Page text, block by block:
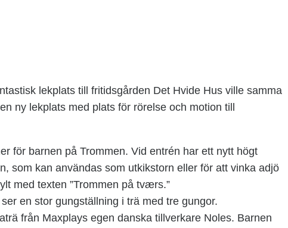
lekplats till fritidsgården Det Hvide Hus ville samma
ny lekplats med plats för rörelse och motion till
för barnen på Trommen. Vid entrén har ett nytt högt
som kan användas som utkikstorn eller för att vinka adjö
med texten ”Trommen på tværs.”
en stor gungställning i trä med tre gungor.
från Maxplays egen danska tillverkare Noles. Barnen